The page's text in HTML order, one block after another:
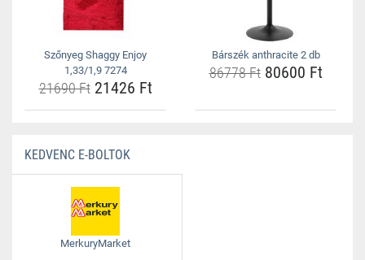
Szőnyeg Shaggy Enjoy
1,33/1,9 7274
21690 Ft21426 Ft
Bárszék anthracite 2 db
86778 Ft80600 Ft
KEDVENC E-BOLTOK
MerkuryMarket